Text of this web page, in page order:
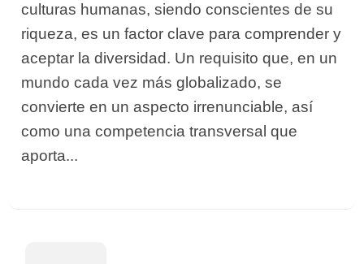
culturas humanas, siendo conscientes de su
riqueza, es un factor clave para comprender y
aceptar la diversidad. Un requisito que, en un
mundo cada vez más globalizado, se
convierte en un aspecto irrenunciable, así
como una competencia transversal que
aporta...